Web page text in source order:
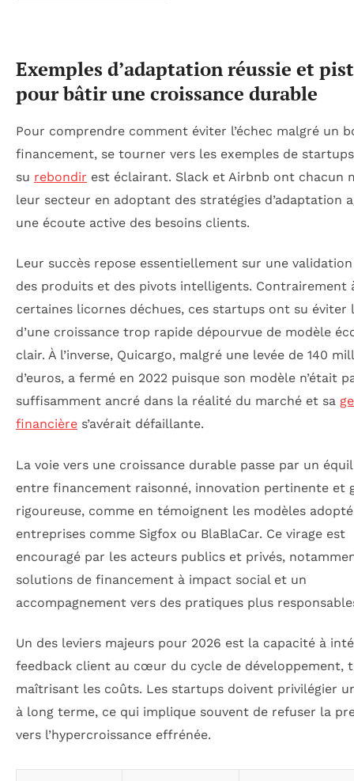
Exemples d’adaptation réussie et
pour bâtir une croissance durable
Pour comprendre comment éviter l’échec malgré un
financement, se tourner vers les exemples de
su rebondir est éclairant. Slack et Airbnb ont chacun
leur secteur en adoptant des stratégies d’adaptation
une écoute active des besoins clients.
Leur succès repose essentiellement sur une
des produits et des pivots intelligents. Contrairement
certaines licornes déchues, ces startups ont su éviter
d’une croissance trop rapide dépourvue de modèle
clair. À l’inverse, Quicargo, malgré une levée de 140
d’euros, a fermé en 2022 puisque son modèle n’était
suffisamment ancré dans la réalité du marché et sa
financière s’avérait défaillante.
La voie vers une croissance durable passe par un
entre financement raisonné, innovation pertinente et
rigoureuse, comme en témoignent les modèles
entreprises comme Sigfox ou BlaBlaCar. Ce virage est
encouragé par les acteurs publics et privés,
solutions de financement à impact social et un
accompagnement vers des pratiques plus
Un des leviers majeurs pour 2026 est la capacité à
feedback client au cœur du cycle de développement,
maîtrisant les coûts. Les startups doivent privilégier
à long terme, ce qui implique souvent de refuser la
vers l’hypercroissance effrénée.